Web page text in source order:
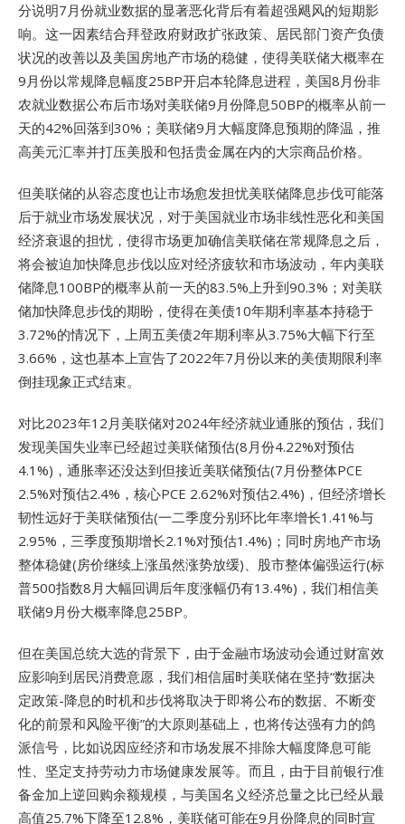
分说明7月份就业数据的显著恶化背后有着超强飓风的短期影
响。这一因素结合拜登政府财政扩张政策、居民部门资产负债
状况的改善以及美国房地产市场的稳健，使得美联储大概率在
9月份以常规降息幅度25BP开启本轮降息进程，美国8月份非
农就业数据公布后市场对美联储9月份降息50BP的概率从前一
天的42%回落到30%；美联储9月大幅度降息预期的降温，推
高美元汇率并打压美股和包括贵金属在内的大宗商品价格。
但美联储的从容态度也让市场愈发担忧美联储降息步伐可能落
后于就业市场发展状况，对于美国就业市场非线性恶化和美国
经济衰退的担忧，使得市场更加确信美联储在常规降息之后，
将会被迫加快降息步伐以应对经济疲软和市场波动，年内美联
储降息100BP的概率从前一天的83.5%上升到90.3%；对美联
储加快降息步伐的期盼，使得在美债10年期利率基本持稳于
3.72%的情况下，上周五美债2年期利率从3.75%大幅下行至
3.66%，这也基本上宣告了2022年7月份以来的美债期限利率
倒挂现象正式结束。
对比2023年12月美联储对2024年经济就业通胀的预估，我们
发现美国失业率已经超过美联储预估(8月份4.22%对预估
4.1%)，通胀率还没达到但接近美联储预估(7月份整体PCE
2.5%对预估2.4%，核心PCE 2.62%对预估2.4%)，但经济增长
韧性远好于美联储预估(一二季度分别环比年率增长1.41%与
2.95%，三季度预期增长2.1%对预估1.4%)；同时房地产市场
整体稳健(房价继续上涨虽然涨势放缓)、股市整体偏强运行(标
普500指数8月大幅回调后年度涨幅仍有13.4%)，我们相信美
联储9月份大概率降息25BP。
但在美国总统大选的背景下，由于金融市场波动会通过财富效
应影响到居民消费意愿，我们相信届时美联储在坚持“数据决
定政策-降息的时机和步伐将取决于即将公布的数据、不断变
化的前景和风险平衡”的大原则基础上，也将传达强有力的鸽
派信号，比如说因应经济和市场发展不排除大幅度降息可能
性、坚定支持劳动力市场健康发展等。而且，由于目前银行准
备金加上逆回购余额规模，与美国名义经济总量之比已经从最
高值25.7%下降至12.8%，美联储可能在9月份降息的同时宣